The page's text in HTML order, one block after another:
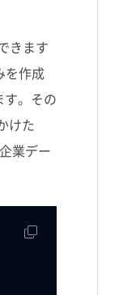
きます
を作成
す。その
けた
業デー